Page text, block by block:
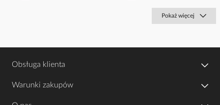
Pokaż więcej
Obsługa klienta
Warunki zakupów